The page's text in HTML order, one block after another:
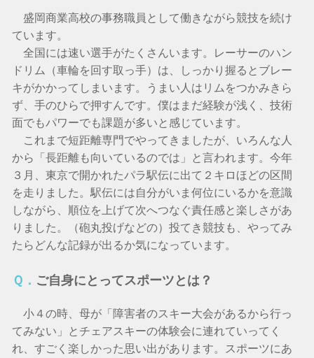
盛岡商業高校の事務職員として働きながら競技を続け
ています。
全国には速い選手がたくさんいます。レーサーのハン
ドリム（車輪を回す取っ手）は、しっかり握るとブレー
キがかかってしまいます。うまい人はリムをつかみきら
ず、手のひらで押すんです。僕はまだ経験が浅く、技術
面でもパワーでも課題が多いと感じています。
これまで短距離専門でやってきましたが、いろんな人
から「長距離も向いているのでは」と言われます。今年
３月、東京で開かれたパラ駅伝に出て２キロほどの区間
を走りました。駅伝には自分がいま何位にいるかを意識
しながら、順位を上げて次へつなぐ責任感と楽しさがあ
りました。（砲丸投げなどの）投てき競技も、やってみ
たらどんな記録が出るか気になっています。
Ｑ． ご自身にとってスポーツとは？
小４の時、母が「障害者のスキー大会があるから行っ
てみない」とチェアスキーの体験会に連れていってく
れ、すごく楽しかった思い出があります。スポーツにあ